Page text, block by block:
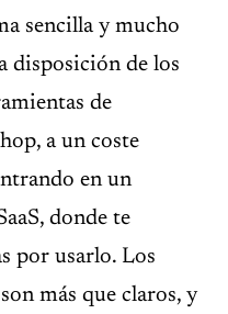
sencilla y mucho
disposición de los
de
a un coste
en un
donde te
por usarlo. Los
más que claros, y